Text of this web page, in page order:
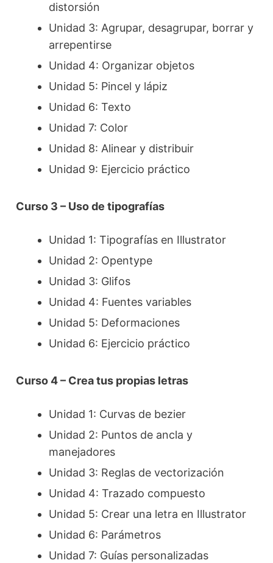
distorsión
Unidad 3: Agrupar, desagrupar, borrar y
arrepentirse
Unidad 4: Organizar objetos
Unidad 5: Pincel y lápiz
Unidad 6: Texto
Unidad 7: Color
Unidad 8: Alinear y distribuir
Unidad 9: Ejercicio práctico
Curso 3 – Uso de tipografías
Unidad 1: Tipografías en Illustrator
Unidad 2: Opentype
Unidad 3: Glifos
Unidad 4: Fuentes variables
Unidad 5: Deformaciones
Unidad 6: Ejercicio práctico
Curso 4 – Crea tus propias letras
Unidad 1: Curvas de bezier
Unidad 2: Puntos de ancla y
manejadores
Unidad 3: Reglas de vectorización
Unidad 4: Trazado compuesto
Unidad 5: Crear una letra en Illustrator
Unidad 6: Parámetros
Unidad 7: Guías personalizadas